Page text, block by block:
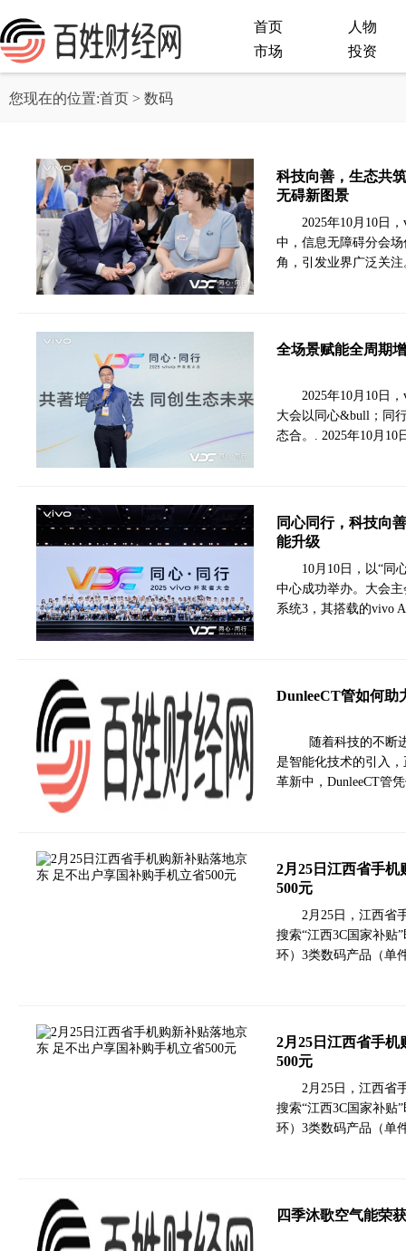
首页
人物
市场
投资
您现在的位置:首页 > 数码
科技向善，生态共
无碍新图景
2025年10月10日
中，信息无障碍分会
角，引发业界广泛关
全场景赋能全周期
2025年10月10日
大会以同心&bull；同
态合。. 2025年10月
同心同行，科技向
能升级
​10月10日，以“同
中心成功举办。大会
系统3，其搭载的vivo
DunleeCT管如何助
随着科技的不断
是智能化技术的引入
革新中，DunleeCT管
2月25日江西省手
500元
2月25日，江西省
搜索“江西3C国家补贴
环）3类数码产品（单
2月25日江西省手
500元
2月25日，江西省
搜索“江西3C国家补贴
环）3类数码产品（单
四季沐歌空气能荣